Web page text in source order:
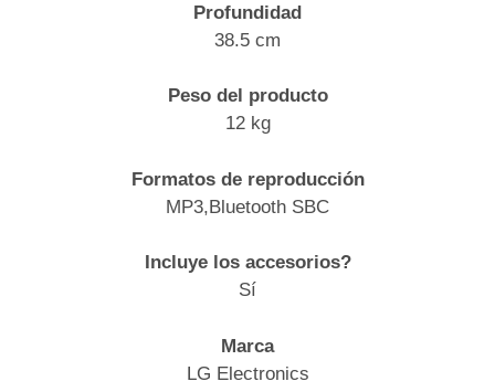
Profundidad
38.5 cm
Peso del producto
12 kg
Formatos de reproducción
MP3,Bluetooth SBC
Incluye los accesorios?
Sí
Marca
LG Electronics